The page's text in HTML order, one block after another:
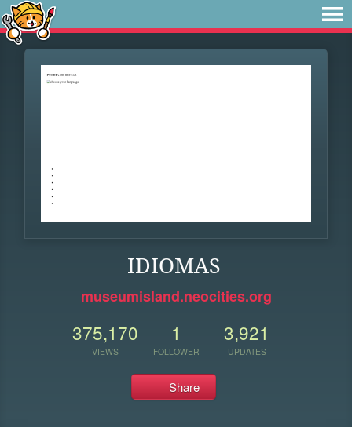
IDIOMAS
museumisland.neocities.org
375,170
VIEWS
1
FOLLOWER
3,921
UPDATES
Share